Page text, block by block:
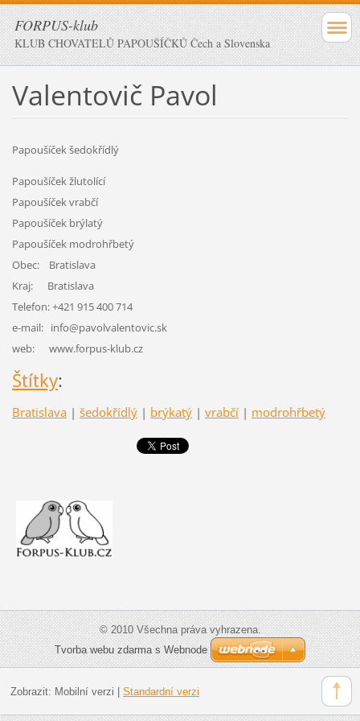
FORPUS-klub
KLUB CHOVATELŮ PAPOUŠÍČKŮ Čech a Slovenska
Valentovič Pavol
Papoušíček šedokřídlý
Papoušíček žlutolící
Papoušíček vrabčí
Papoušíček brýlatý
Papoušíček modrohřbetý
Obec: Bratislava
Kraj: Bratislava
Telefon: +421 915 400 714
e-mail: info@pavolvalentovic.sk
web: www.forpus-klub.cz
Štítky:
Bratislava | šedokřídlý | brýkatý | vrabčí | modrohřbetý
© 2010 Všechna práva vyhrazena.
Tvorba webu zdarma s Webnode
Zobrazit: Mobilní verzi Standardní verzi